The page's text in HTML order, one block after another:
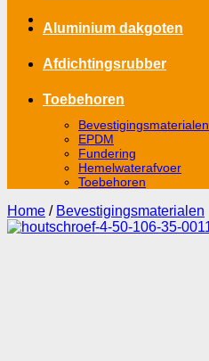
Aluminium dakgoten
Afdichtingsrubber
Toebehoren
Bevestigingsmaterialen
EPDM
Fundering
Hemelwaterafvoer
Toebehoren
Home / Bevestigingsmaterialen